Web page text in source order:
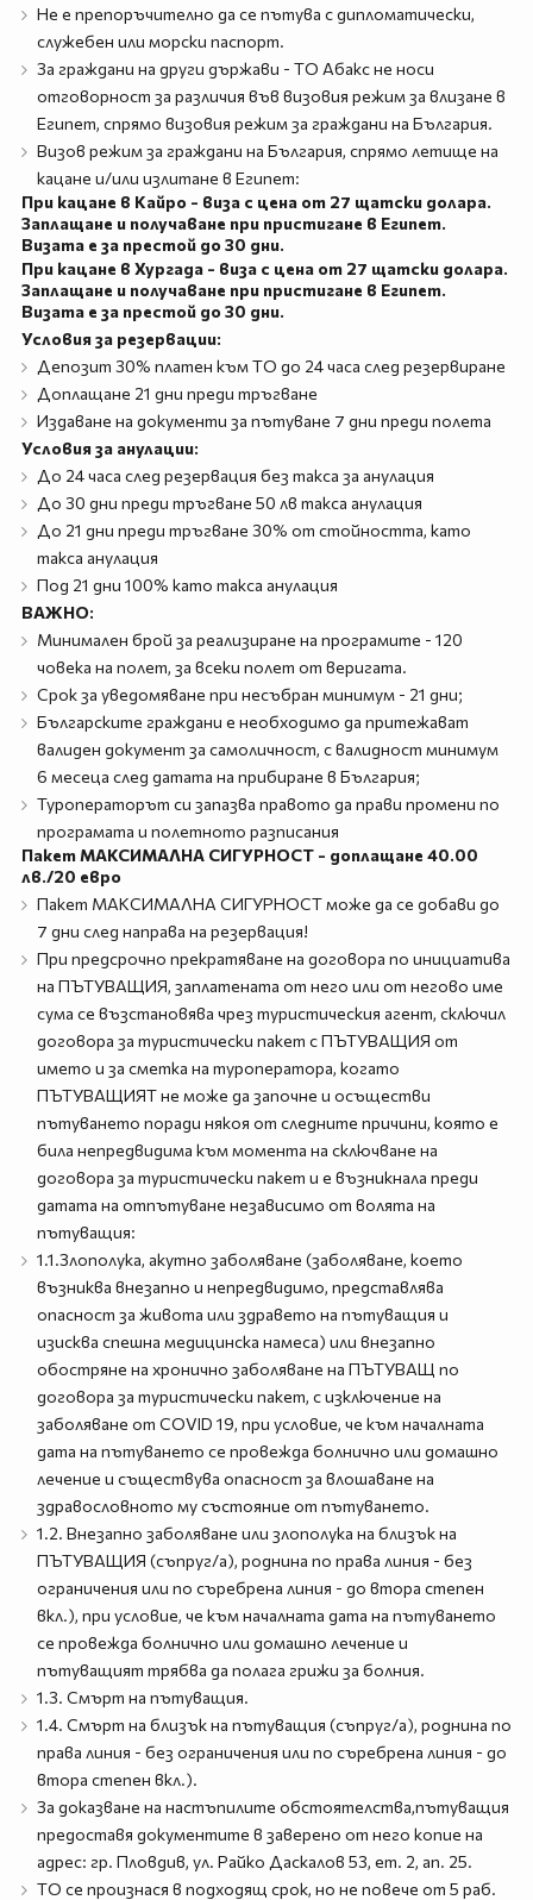
Не е препоръчително да се пътува с дипломатически,
служебен или морски паспорт.
За граждани на други държави - ТО Абакс не носи
отговорност за различия във визовия режим за влизане в
Египет, спрямо визовия режим за граждани на България.
Визов режим за граждани на България, спрямо летище на
кацане и/или излитане в Египет:
При кацане в Кайро - виза с цена от 27 щатски долара.
Заплащане и получаване при пристигане в Египет.
Визата е за престой до 30 дни.
При кацане в Хургада - виза с цена от 27 щатски долара.
Заплащане и получаване при пристигане в Египет.
Визата е за престой до 30 дни.
Условия за резервации:
Депозит 30% платен към ТО до 24 часа след резервиране
Доплащане 21 дни преди тръгване
Издаване на документи за пътуване 7 дни преди полета
Условия за анулации:
До 24 часа след резервация без такса за анулация
До 30 дни преди тръгване 50 лв такса анулация
До 21 дни преди тръгване 30% от стойността, като
такса анулация
Под 21 дни 100% като такса анулация
ВАЖНО:
Минимален брой за реализиране на програмите - 120
човека на полет, за всеки полет от веригата.
Срок за уведомяване при несъбран минимум - 21 дни;
Българските граждани е необходимо да притежават
валиден документ за самоличност, с валидност минимум
6 месеца след датата на прибиране в България;
Туроператорът си запазва правото да прави промени по
програмата и полетното разписания
Пакет МАКСИМАЛНА СИГУРНОСТ - доплащане 40.00
лв./20 евро
Пакет МАКСИМАЛНА СИГУРНОСТ може да се добави до
7 дни след направа на резервация!
При предсрочно прекратяване на договора по инициатива
на ПЪТУВАЩИЯ, заплатената от него или от негово име
сума се възстановява чрез туристическия агент, сключил
договора за туристически пакет с ПЪТУВАЩИЯ от
името и за сметка на туроператора, когато
ПЪТУВАЩИЯТ не може да започне и осъществи
пътуването поради някоя от следните причини, която е
била непредвидима към момента на сключване на
договора за туристически пакет и е възникнала преди
датата на отпътуване независимо от волята на
пътуващия:
1.1.Злополука, акутно заболяване (заболяване, което
възниква внезапно и непредвидимо, представлява
опасност за живота или здравето на пътуващия и
изисква спешна медицинска намеса) или внезапно
обостряне на хронично заболяване на ПЪТУВАЩ по
договора за туристически пакет, с изключение на
заболяване от COVID 19, при условие, че към началната
дата на пътуването се провежда болнично или домашно
лечение и съществува опасност за влошаване на
здравословното му състояние от пътуването.
1.2. Внезапно заболяване или злополука на близък на
ПЪТУВАЩИЯ (съпруг/а), роднина по права линия - без
ограничения или по съребрена линия - до втора степен
вкл.), при условие, че към началната дата на пътуването
се провежда болнично или домашно лечение и
пътуващият трябва да полага грижи за болния.
1.3. Смърт на пътуващия.
1.4. Смърт на близък на пътуващия (съпруг/а), роднина по
права линия - без ограничения или по съребрена линия - до
втора степен вкл.).
За доказване на настъпилите обстоятелства,пътуващия
предоставя документите в заверено от него копие на
адрес: гр. Пловдив, ул. Райко Даскалов 53, ет. 2, ап. 25.
ТО се произнася в подходящ срок, но не повече от 5 раб.